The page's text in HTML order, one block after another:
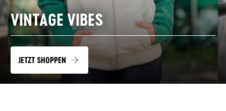
VINTAGE VIBES
JETZT SHOPPEN